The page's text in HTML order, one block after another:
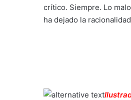
crítico. Siempre. Lo
ha dejado la